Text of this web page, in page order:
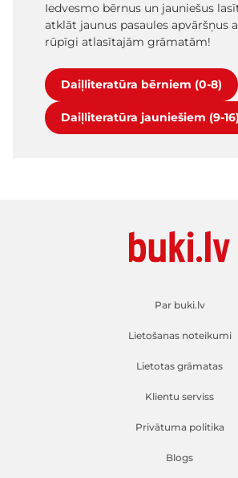
Iedvesmo bērnus un jauniešus
atklāt jaunus pasaules apvāršņus
rūpīgi atlasītajām grāmatām!
Daiļliteratūra bērniem (0-8)
Daiļliteratūra jauniešiem (9-16)
Par buki.lv
Lietošanas noteikumi
Lietotas grāmatas
Klientu serviss
Privātuma politika
Blogs